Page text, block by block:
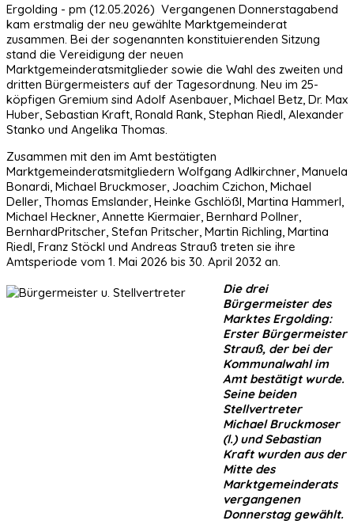
Ergolding - pm (12.05.2026) Vergangenen Donnerstagabend
kam erstmalig der neu gewählte Marktgemeinderat
zusammen. Bei der sogenannten konstituierenden Sitzung
stand die Vereidigung der neuen
Marktgemeinderatsmitglieder sowie die Wahl des zweiten und
dritten Bürgermeisters auf der Tagesordnung. Neu im 25-
köpfigen Gremium sind Adolf Asenbauer, Michael Betz, Dr. Max
Huber, Sebastian Kraft, Ronald Rank, Stephan Riedl, Alexander
Stanko und Angelika Thomas.
Zusammen mit den im Amt bestätigten
Marktgemeinderatsmitgliedern Wolfgang Adlkirchner, Manuela
Bonardi, Michael Bruckmoser, Joachim Czichon, Michael
Deller, Thomas Emslander, Heinke Gschlößl, Martina Hammerl,
Michael Heckner, Annette Kiermaier, Bernhard Pollner,
BernhardPritscher, Stefan Pritscher, Martin Richling, Martina
Riedl, Franz Stöckl und Andreas Strauß treten sie ihre
Amtsperiode vom 1. Mai 2026 bis 30. April 2032 an.
Die drei
Bürgermeister des
Marktes Ergolding:
Erster Bürgermeister
Strauß, der bei der
Kommunalwahl im
Amt bestätigt wurde.
Seine beiden
Stellvertreter
Michael Bruckmoser
(l.) und Sebastian
Kraft wurden aus der
Mitte des
Marktgemeinderats
vergangenen
Donnerstag gewählt.